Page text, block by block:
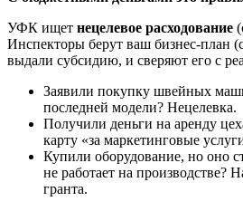
УФК ищет нецелевое расходование
Инспекторы берут ваш бизнес-план
выдали субсидию, и сверяют его с
Заявили покупку швейных
последней модели? Нецелевка.
Получили деньги на аренду
карту «за маркетинговые
Купили оборудование, но оно
не работает на производстве?
гранта.